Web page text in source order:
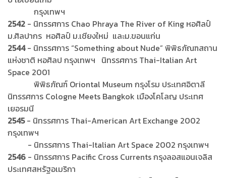
กรุงเทพฯ
2542 - นิทรรศการ Chao Phraya The River of King หอศิลป์
ม.ศิลปากร หอศิลป์ ม.เชียงใหม่ และม.ขอนแก่น
2544- นิทรรศการ “Something about Nude” พิพิธภัณฑสถาน
แห่งชาติ หอศิลป กรุงเทพฯ นิทรรศการ Thai-Italian Art
Space 2001
พิพิธภัณฑ์ Oriontal Museum กรุงโรม ประเทศอิตาลี
นิทรรศการ Cologne Meets Bangkok เมืองโคโลญ ประเทศ
เยอรมนี
2545- นิทรรศการ Thai-American Art Exchange 2002
กรุงเทพฯ
- นิทรรศการ Thai-Italian Art Space 2002 กรุงเทพฯ
2546 - นิทรรศการ Pacific Cross Currents กรุงลอสแอนเจลิส
ประเทศสหรัฐอเมริกา